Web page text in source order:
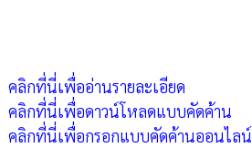
คลิกที่นี่เพื่ออ่านรายละเอียด
คลิกที่นี่เพื่อดาวน์โหลดแบบคัดค้าน
คลิกที่นี่เพื่อกรอกแบบคัดค้านออนไลน์